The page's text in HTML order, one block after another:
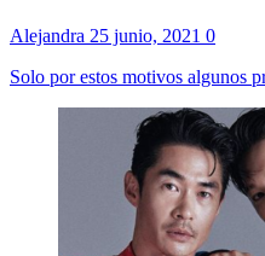
Alejandra 25 junio, 2021 0
Solo por estos motivos algunos